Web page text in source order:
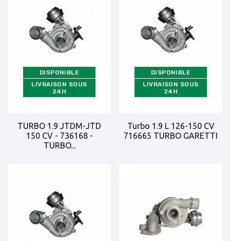
DISPONIBLE
LIVRAISON SOUS
24H
TURBO 1.9 JTDM-JTD
150 CV - 736168 -
TURBO...
DISPONIBLE
LIVRAISON SOUS
24H
Turbo 1.9 L 126-150 CV
716665 TURBO GARETTI